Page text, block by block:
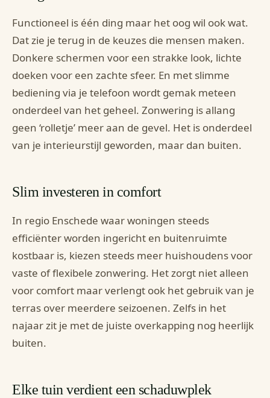
Functioneel is één ding maar het oog wil ook wat.
Dat zie je terug in de keuzes die mensen maken.
Donkere schermen voor een strakke look, lichte
doeken voor een zachte sfeer. En met slimme
bediening via je telefoon wordt gemak meteen
onderdeel van het geheel. Zonwering is allang
geen ‘rolletje’ meer aan de gevel. Het is onderdeel
van je interieurstijl geworden, maar dan buiten.
Slim investeren in comfort
In regio Enschede waar woningen steeds
efficiënter worden ingericht en buitenruimte
kostbaar is, kiezen steeds meer huishoudens voor
vaste of flexibele zonwering. Het zorgt niet alleen
voor comfort maar verlengt ook het gebruik van je
terras over meerdere seizoenen. Zelfs in het
najaar zit je met de juiste overkapping nog heerlijk
buiten.
Elke tuin verdient een schaduwplek